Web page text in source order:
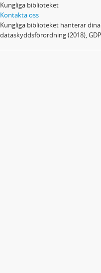
Kungliga biblioteket
Kontakta oss
Kungliga biblioteket hanterar
dataskyddsförordning (2018),